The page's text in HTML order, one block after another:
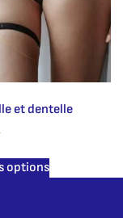
et dentelle
options